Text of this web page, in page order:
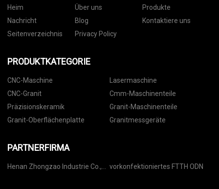
Heim Über uns
Produkte
Nachricht
Blog
Kontaktiere uns
Seitenverzeichnis
Privacy Policy
PRODUKTKATEGORIE
CNC-Maschine
Lasermaschine
CNC-Granit
Cmm-Maschinenteile
Präzisionskeramik
Granit-Maschinenteile
Granit-Oberflächenplatte
Granitmessgeräte
PARTNERFIRMA
Henan Zhongzao Industrie Co.,
vorkonfektioniertes FTTH ODN